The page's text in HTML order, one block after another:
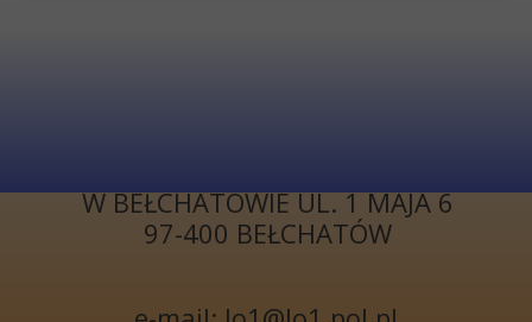
W BEŁCHATOWIE UL. 1 MAJA 6
97-400 BEŁCHATÓW